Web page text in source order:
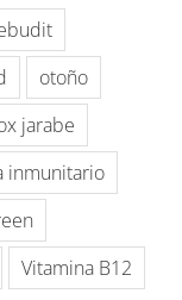
otoño
jarabe
inmunitario
Vitamina B12